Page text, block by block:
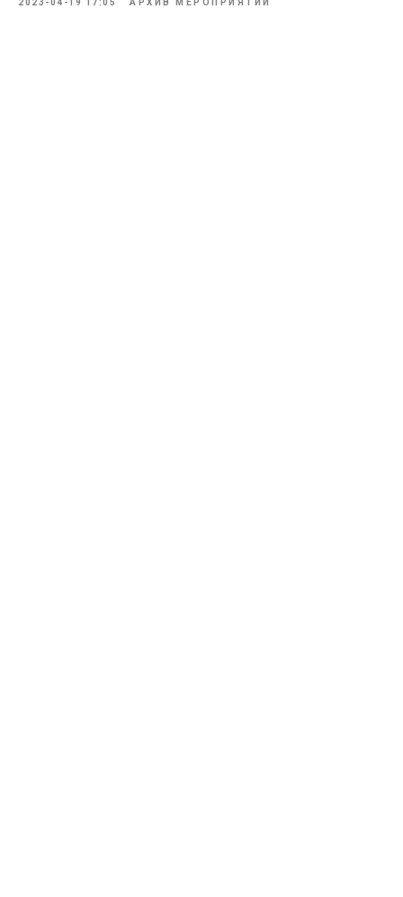
2023-04-19 17:05 АРХИВ МЕРОПРИЯТИЙ